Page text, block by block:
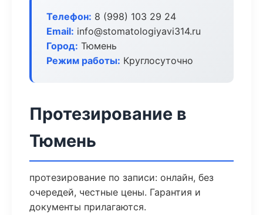
Телефон: 8 (998) 103 29 24
Email: info@stomatologiyavi314.ru
Город: Тюмень
Режим работы: Круглосуточно
Протезирование в
Тюмень
протезирование по записи: онлайн, без
очередей, честные цены. Гарантия и
документы прилагаются.